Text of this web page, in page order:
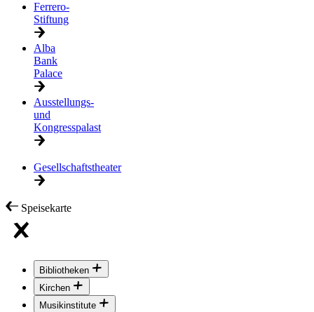
Ferrero-
Stiftung
Alba
Bank
Palace
Ausstellungs-
und
Kongresspalast
Gesellschaftstheater
Speisekarte
Bibliotheken
Kirchen
Musikinstitute